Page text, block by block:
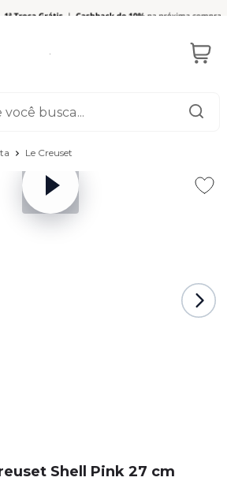
Le Creuset
Shell Pink 27 cm